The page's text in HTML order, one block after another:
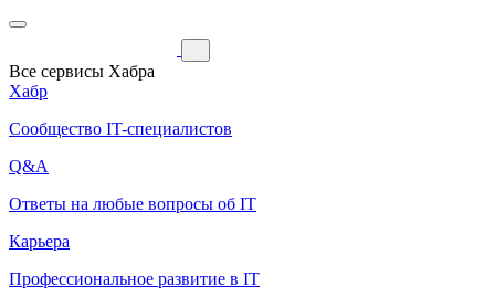
Все сервисы Хабра
Хабр
Сообщество IT-специалистов
Q&A
Ответы на любые вопросы об IT
Карьера
Профессиональное развитие в IT